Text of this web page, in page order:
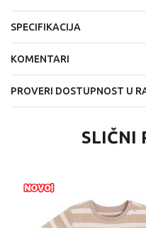
SPECIFIKACIJA
KOMENTARI
PROVERI DOSTUPNOST U
SLIČNI